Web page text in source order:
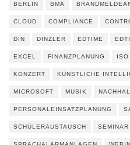
BERLIN BMA
CLOUD COMPLIANCE
DIN DINZLER EDTIME
EXCEL FINANZPLANUNG ISO
KONZERT KÜNSTLICHE
MICROSOFT MUSIK
PERSONALEINSATZPLANUNG
SCHÜLERAUSTAUSCH SEMINAR